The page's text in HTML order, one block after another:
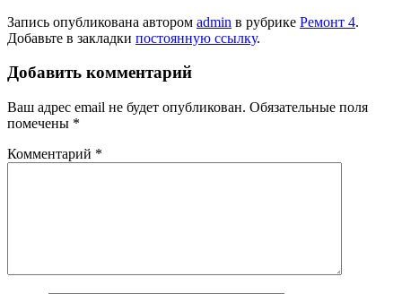
Запись опубликована автором admin в рубрике Ремонт 4.
Добавьте в закладки постоянную ссылку.
Добавить комментарий
Ваш адрес email не будет опубликован. Обязательные поля
помечены *
Комментарий *